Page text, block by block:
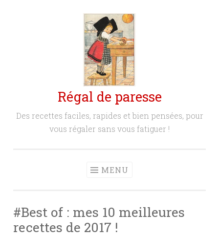
Régal de paresse
Des recettes faciles, rapides et bien pensées, pour
vous régaler sans vous fatiguer !
MENU
#Best of : mes 10 meilleures
recettes de 2017 !